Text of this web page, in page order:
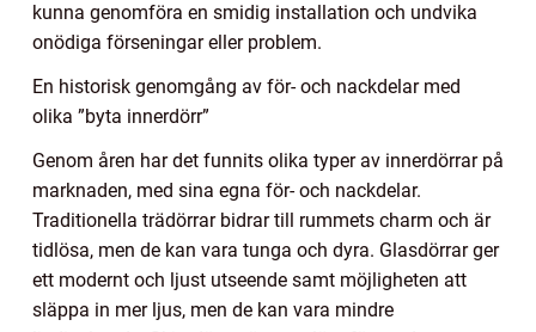
kunna genomföra en smidig installation och undvika
onödiga förseningar eller problem.
En historisk genomgång av för- och nackdelar med
olika ”byta innerdörr”
Genom åren har det funnits olika typer av innerdörrar på
marknaden, med sina egna för- och nackdelar.
Traditionella trädörrar bidrar till rummets charm och är
tidlösa, men de kan vara tunga och dyra. Glasdörrar ger
ett modernt och ljust utseende samt möjligheten att
släppa in mer ljus, men de kan vara mindre